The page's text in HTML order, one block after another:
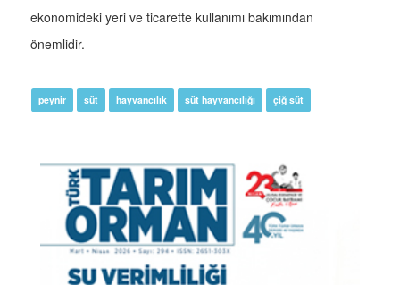
ekonomideki yeri ve ticarette kullanımı bakımından
önemlidir.
peynir süt hayvancılık süt hayvancılığı çiğ süt